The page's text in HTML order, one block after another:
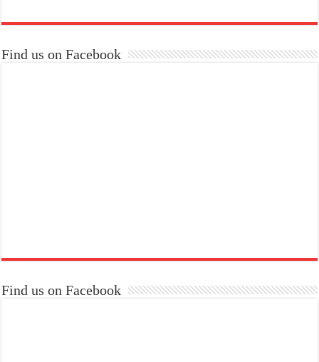
Find us on Facebook
Find us on Facebook